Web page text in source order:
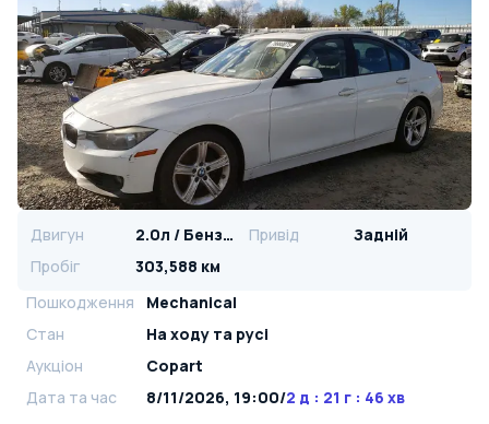
Двигун 2.0л / Бензин Привід
Задній
Пробіг
303,588 км
Пошкодження
Mechanical
Стан
На ​​ходу та русі
Аукціон
Copart
Дата та час
8/11/2026, 19:00/2 д : 21 г : 46 хв